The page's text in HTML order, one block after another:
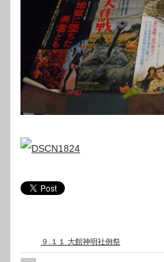
９.１１ 大館神明社例祭